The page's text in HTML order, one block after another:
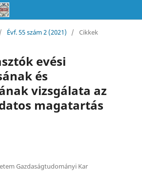
/ Évf. 55 szám 2 (2021) / Cikkek
evési
és
vizsgálata az
magatartás
Gazdaságtudományi Kar